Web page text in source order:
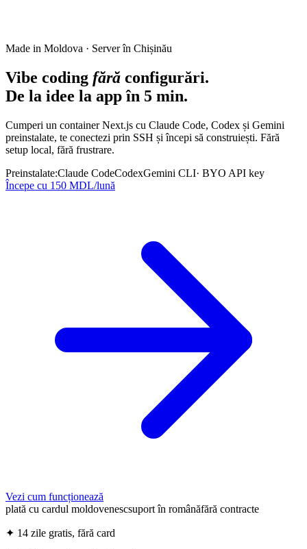
Made in Moldova · Server în Chișinău
Vibe coding fără configurări.
De la idee la app în 5 min.
Cumperi un container Next.js cu Claude Code, Codex și Gemini
preinstalate, te conectezi prin SSH și începi să construiești. Fără
setup local, fără frustrare.
Preinstalate:Claude CodeCodexGemini CLI· BYO API key
Începe cu 150 MDL/lună
Vezi cum funcționează
plată cu cardul moldovenescsuport în românăfără contracte
✦ 14 zile gratis, fără card